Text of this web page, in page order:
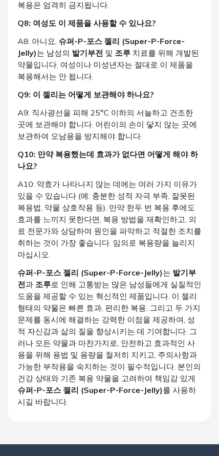
복용은 엄격히 금지됩니다.
Q8: 여성도 이 제품을 사용할 수 있나요?
A8: 아니요, 슈퍼-P-포스 젤리 (Super-P-Force-
Jelly)는 남성의 발기부전 및 조루 치료를 위해 개발된
약물입니다. 여성이나 미성년자는 절대로 이 제품을
복용해서는 안 됩니다.
Q9: 이 젤리는 어떻게 보관해야 하나요?
A9: 직사광선을 피해 25°C 이하의 서늘하고 건조한
곳에 보관해야 합니다. 어린이의 손이 닿지 않는 곳에
보관하여 오남용을 방지해야 합니다.
Q10: 만약 복용했는데 효과가 없다면 어떻게 해야 하
나요?
A10: 약효가 나타나지 않는 데에는 여러 가지 이유가
있을 수 있습니다 (예: 충분한 성적 자극 부족, 잘못된
복용법, 약물 상호작용 등). 만약 한두 번 복용 후에도
효과를 느끼지 못한다면, 복용 방법을 재확인하고, 의
료 전문가와 상담하여 원인을 파악하고 적절한 조치를
취하는 것이 가장 좋습니다. 임의로 복용량을 늘리지
마십시오.
슈퍼-P-포스 젤리 (Super-P-Force-Jelly)는 발기부
전과 조루로 인해 고통받는 많은 남성들에게 실질적인
도움을 제공할 수 있는 혁신적인 제품입니다. 이 젤리
형태의 약물은 빠른 효과, 편리한 복용, 그리고 두 가지
문제를 동시에 해결하는 강력한 이점을 제공하여, 성
적 자신감과 삶의 질을 향상시키는 데 기여합니다. 그
러나 모든 약물과 마찬가지로, 안전하고 효과적인 사
용을 위해 용법 및 용량을 철저히 지키고, 주의사항과
가능한 부작용을 숙지하는 것이 필수적입니다. 본인의
건강 상태와 기존 복용 약물을 고려하여 책임감 있게
슈퍼-P-포스 젤리 (Super-P-Force-Jelly)를 사용하
시길 바랍니다.